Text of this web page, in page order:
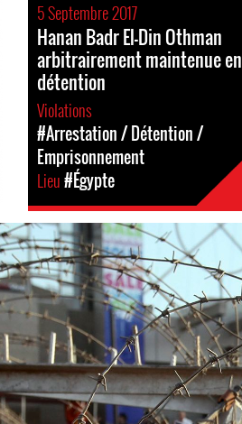
5 Septembre 2017
Hanan Badr El-Din Othman
arbitrairement maintenue en
détention
Violations
#Arrestation / Détention /
Emprisonnement
Lieu#Égypte